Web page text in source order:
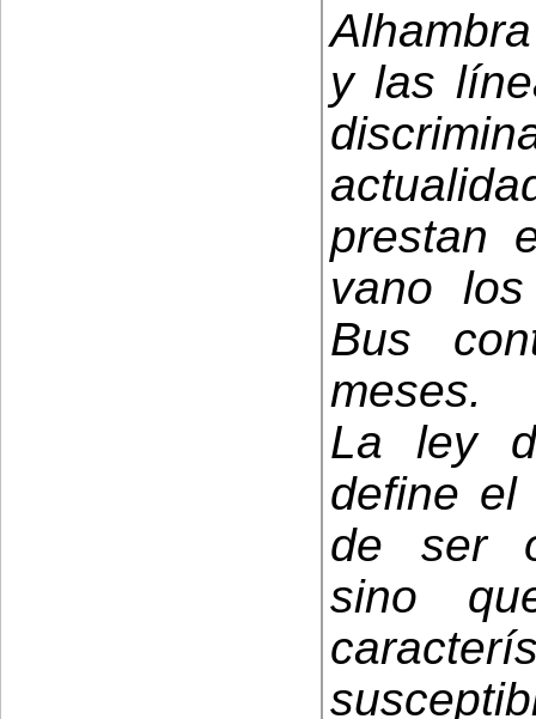
y las
prestan
vano
Bus
meses.
La ley
define el
de ser
sino